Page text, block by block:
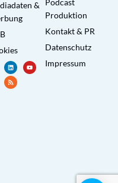
&
Produktion
Kontakt & PR
Datenschutz
Impressum